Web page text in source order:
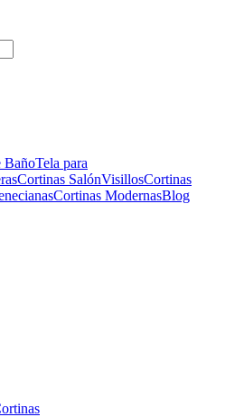
BañoTela para
Cortinas SalónVisillosCortinas
Cortinas ModernasBlog